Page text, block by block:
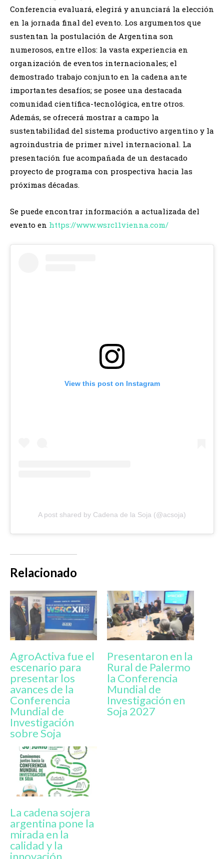
Conferencia evaluará, elegirá y anunciará la elección
en la jornada final del evento. Los argumentos que
sustentan la postulación de Argentina son
numerosos, entre ellos: la vasta experiencia en
organización de eventos internacionales; el
demostrado trabajo conjunto en la cadena ante
importantes desafíos; se posee una destacada
comunidad científica-tecnológica, entre otros.
Además, se ofrecerá mostrar a campo la
sustentabilidad del sistema productivo argentino y la
agroindustria de primer nivel internacional. La
presentación fue acompañada de un destacado
proyecto de programa con prospectiva hacia las
próximas décadas.
Se puede encontrar información a actualizada del
evento en https://www.wsrc11vienna.com/
View this post on Instagram
A post shared by Cadena de la Soja (@acsoja)
Relacionado
AgroActiva fue el
escenario para
presentar los
avances de la
Conferencia
Mundial de
Investigación
sobre Soja
Presentaron en la
Rural de Palermo
la Conferencia
Mundial de
Investigación en
Soja 2027
La cadena sojera
argentina pone la
mirada en la
calidad y la
innovación